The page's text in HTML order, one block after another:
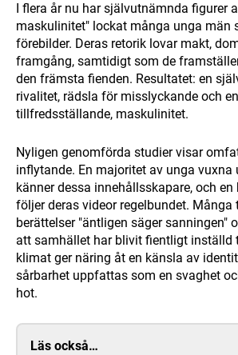
I flera år nu har självutnämnda figurer
maskulinitet" lockat många unga män
förebilder. Deras retorik lovar makt,
framgång, samtidigt som de
den främsta fienden. Resultatet: en
rivalitet, rädsla för misslyckande och
tillfredsställande, maskulinitet.
Nyligen genomförda studier visar
inflytande. En majoritet av unga vuxna
känner dessa innehållsskapare, och en
följer deras videor regelbundet. Många
berättelser "äntligen säger sanningen"
att samhället har blivit fientligt inställd
klimat ger näring åt en känsla av
sårbarhet uppfattas som en svaghet
hot.
Läs också…